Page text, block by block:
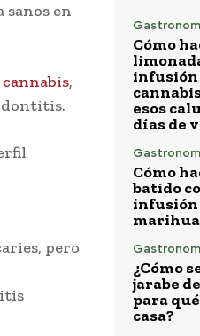
sanos en
cannabis,
pero
Cómo
infusión
esos
días de
Cómo
batido
infusión
¿Cómo
jarabe
para
casa?